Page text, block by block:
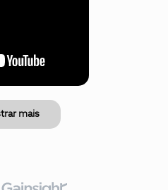
mais